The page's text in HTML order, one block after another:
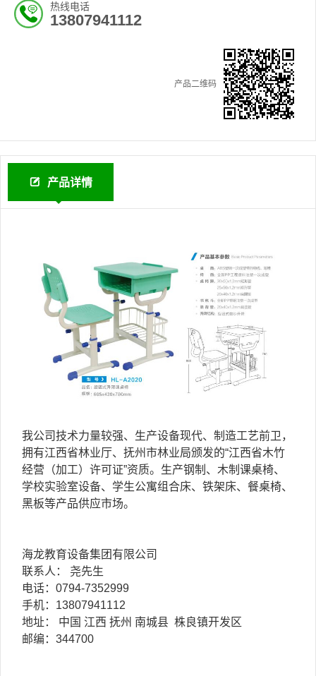
热线电话
13807941112
产品二维码
产品详情
我公司技术力量较强、生产设备现代、制造工艺前卫，
拥有江西省林业厅、抚州市林业局颁发的“江西省木竹
经营（加工）许可证”资质。生产钢制、木制课桌椅、
学校实验室设备、学生公寓组合床、铁架床、餐桌椅、
黑板等产品供应市场。
海龙教育设备集团有限公司
联系人： 尧先生
电话：0794-7352999
手机：13807941112
地址： 中国 江西 抚州 南城县 株良镇开发区
邮编：344700